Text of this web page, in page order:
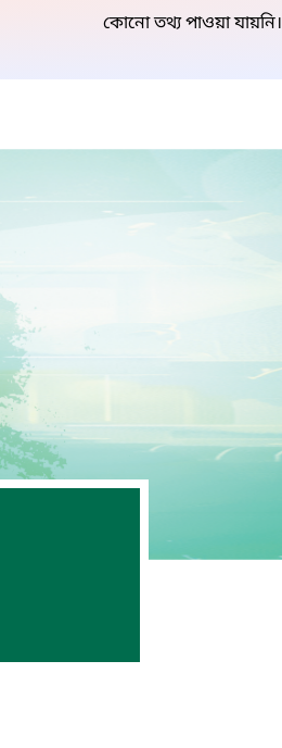
কোনো তথ্য পাওয়া যায়নি।